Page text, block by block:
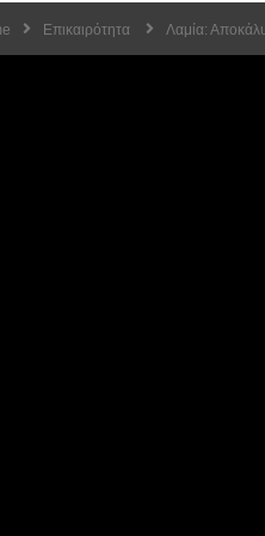
Επικαιρότητα Λαμία: